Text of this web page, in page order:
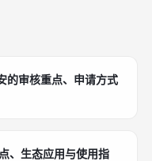
的审核重点、申请方式
、生态应用与使用指